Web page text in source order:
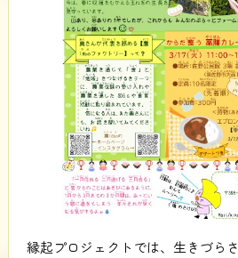
縁起プロジェクトでは、生きづら